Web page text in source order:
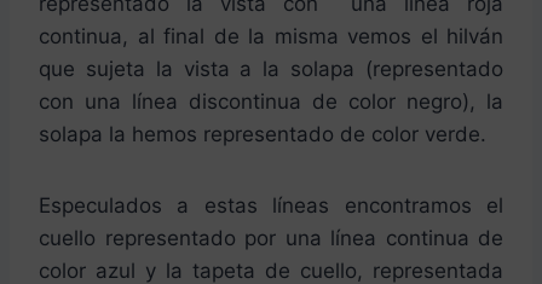
continua, al final de la misma vemos el hilván
que sujeta la vista a la solapa (representado
con una línea discontinua de color negro), la
solapa la hemos representado de color verde.
Especulados a estas líneas encontramos el
cuello representado por una línea continua de
color azul y la tapeta de cuello, representada